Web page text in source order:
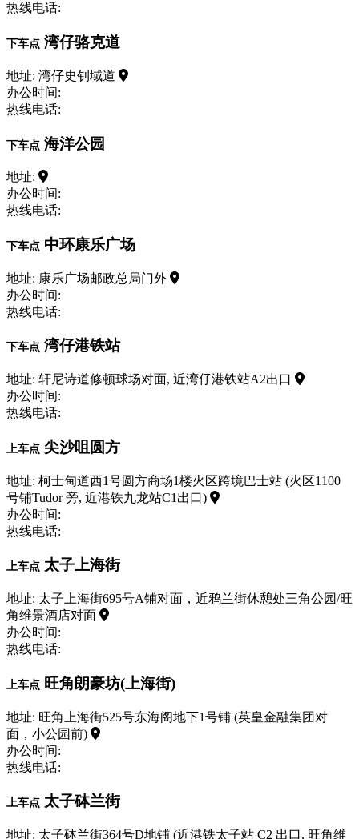
热线电话:
下车点 湾仔骆克道
地址: 湾仔史钊域道
办公时间:
热线电话:
下车点 海洋公园
地址:
办公时间:
热线电话:
下车点 中环康乐广场
地址: 康乐广场邮政总局门外
办公时间:
热线电话:
下车点 湾仔港铁站
地址: 轩尼诗道修顿球场对面, 近湾仔港铁站A2出口
办公时间:
热线电话:
上车点 尖沙咀圆方
地址: 柯士甸道西1号圆方商场1楼火区跨境巴士站 (火区1100
号铺Tudor 旁, 近港铁九龙站C1出口)
办公时间:
热线电话:
上车点 太子上海街
地址: 太子上海街695号A铺对面，近鸦兰街休憩处三角公园/旺
角维景酒店对面
办公时间:
热线电话:
上车点 旺角朗豪坊(上海街)
地址: 旺角上海街525号东海阁地下1号铺 (英皇金融集团对
面，小公园前)
办公时间:
热线电话:
上车点 太子砵兰街
地址: 太子砵兰街364号D地铺 (近港铁太子站 C2 出口, 旺角维